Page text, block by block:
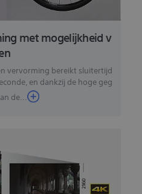
met mogelijkheid v
vervorming bereikt sluitertijd
en dankzij de hoge geg
de...